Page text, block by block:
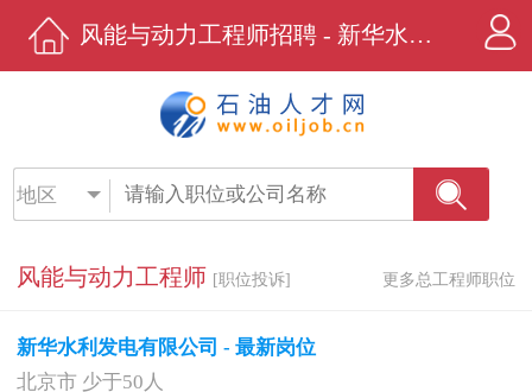
风能与动力工程师招聘 - 新华水利发电有限公司 - 石油人才网
地区
风能与动力工程师 [职位投诉] 更多总工程师职位
新华水利发电有限公司 - 最新岗位
北京市 少于50人